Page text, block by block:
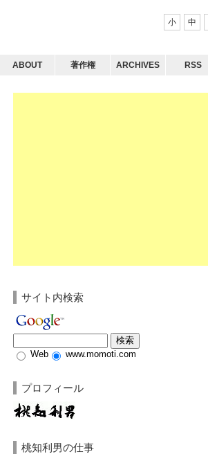
ABOUT 著作権 ARCHIVES RSS
小 中
サイト内検索
Web www.momoti.com
プロフィール
桃知利男の仕事